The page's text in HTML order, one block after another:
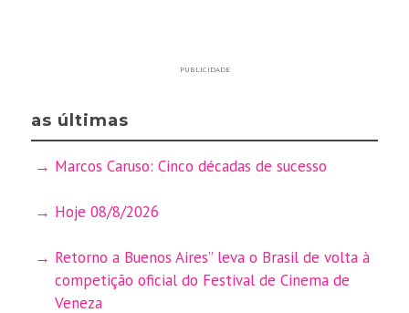
PUBLICIDADE
as últimas
Marcos Caruso: Cinco décadas de sucesso
Hoje 08/8/2026
Retorno a Buenos Aires” leva o Brasil de volta à
competição oficial do Festival de Cinema de
Veneza